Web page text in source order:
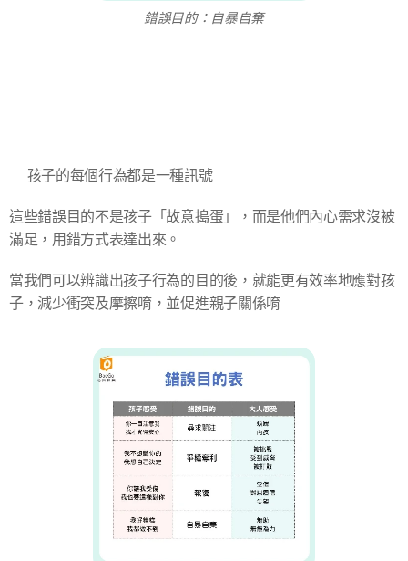
錯誤目的：自暴自棄
💡孩子的每個行為都是一種訊號
​這些錯誤目的不是孩子「故意搗蛋」，而是他們內心需求沒被
滿足，用錯方式表達出來。
當我們可以辨識出孩子行為的目的後，就能更有效率地應對孩
子，減少衝突及摩擦唷，並促進親子關係唷🧡